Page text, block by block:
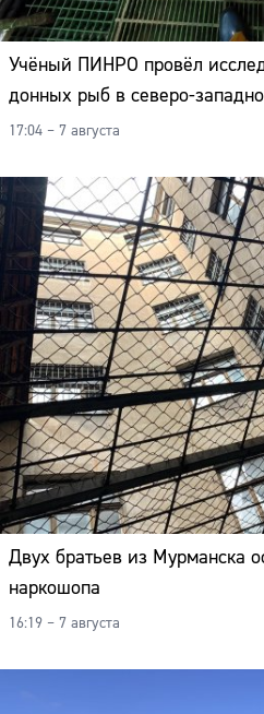
Учёный ПИНРО провёл
донных рыб в северо-
17:04 – 7 августа
Двух братьев из Мурманска
наркошопа
16:19 – 7 августа